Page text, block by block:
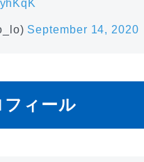
September 14, 2020
フィール